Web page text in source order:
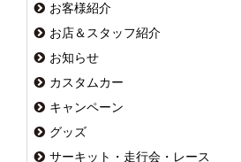
お客様紹介
お店＆スタッフ紹介
お知らせ
カスタムカー
キャンペーン
グッズ
サーキット・走行会・レース